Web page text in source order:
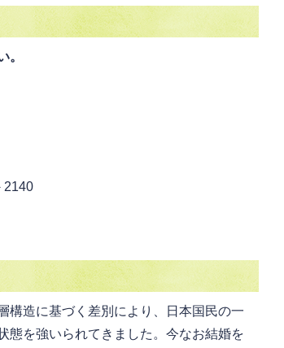
。
2140
構造に基づく差別により、日本国民の一
態を強いられてきました。今なお結婚を